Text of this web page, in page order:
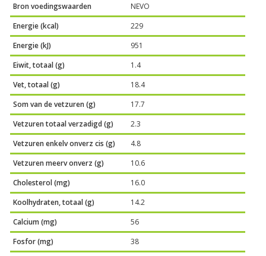
Bron voedingswaarden
NEVO
Energie (kcal)
229
Energie (kJ)
951
Eiwit, totaal (g)
1.4
Vet, totaal (g)
18.4
Som van de vetzuren (g)
17.7
Vetzuren totaal verzadigd (g)
2.3
Vetzuren enkelv onverz cis (g)
4.8
Vetzuren meerv onverz (g)
10.6
Cholesterol (mg)
16.0
Koolhydraten, totaal (g)
14.2
Calcium (mg)
56
Fosfor (mg)
38